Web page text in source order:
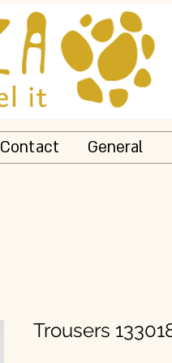
General
Contact
Trousers